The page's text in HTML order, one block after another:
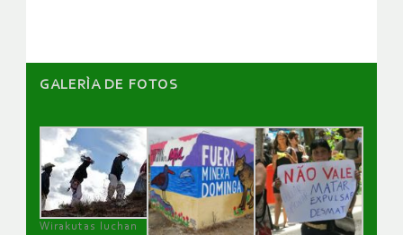
GALERÌA DE FOTOS
Wirakutas luchan